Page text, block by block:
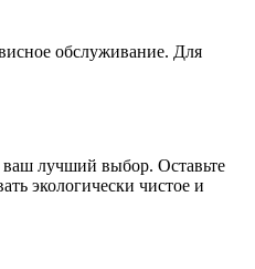
обслуживание. Для
лучший выбор. Оставьте
экологически чистое и